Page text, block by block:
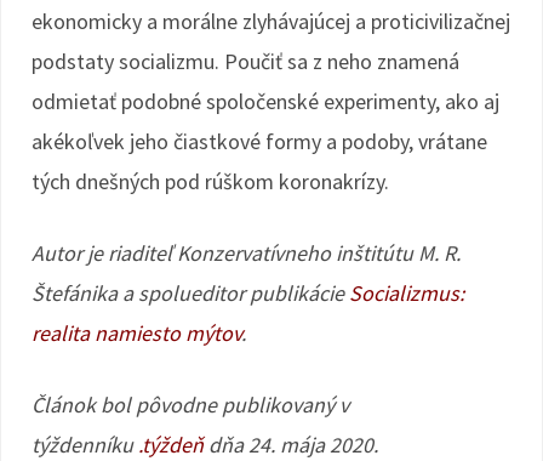
ekonomicky a morálne zlyhávajúcej a proticivilizačnej
podstaty socializmu. Poučiť sa z neho znamená
odmietať podobné spoločenské experimenty, ako aj
akékoľvek jeho čiastkové formy a podoby, vrátane
tých dnešných pod rúškom koronakrízy.
Autor je riaditeľ Konzervatívneho inštitútu M. R.
Štefánika a spolueditor publikácieSocializmus:
realita namiesto mýtov.
Článok bol pôvodne publikovaný v
týždenníku.týždeňdňa 24. mája 2020.